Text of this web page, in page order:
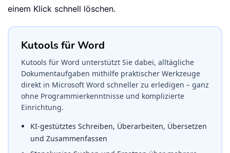
einem Klick schnell löschen.
Kutools für Word
Kutools für Word unterstützt Sie dabei, alltägliche
Dokumentaufgaben mithilfe praktischer Werkzeuge
direkt in Microsoft Word schneller zu erledigen – ganz
ohne Programmierkenntnisse und komplizierte
Einrichtung.
KI-gestütztes Schreiben, Überarbeiten, Übersetzen
und Zusammenfassen